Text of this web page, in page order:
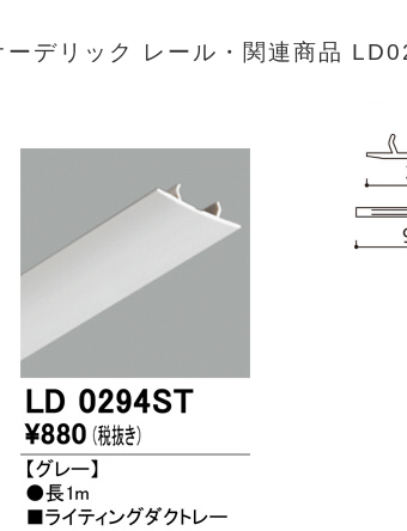
デリック レール・関連商品